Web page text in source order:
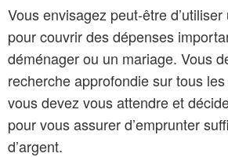
Vous envisagez peut-être
pour couvrir des dépenses
déménager ou un mariage. Vous
recherche approfondie sur tous
vous devez vous attendre et
pour vous assurer d’emprunter
d’argent.